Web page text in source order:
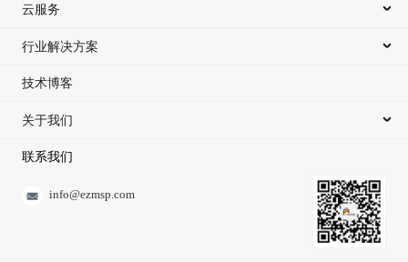
云服务
行业解决方案
技术博客
关于我们
联系我们
info@ezmsp.com